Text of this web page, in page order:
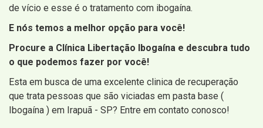
de vício e esse é o tratamento com ibogaína.
E nós temos a melhor opção para você!
Procure a Clínica Libertação Ibogaína e descubra tudo
o que podemos fazer por você!
Esta em busca de uma excelente clinica de recuperação
que trata pessoas que são viciadas em pasta base (
Ibogaína ) em Irapuã - SP? Entre em contato conosco!